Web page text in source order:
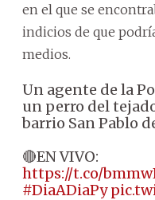
en el que se
indicios de que
medios.
Un agente de la
un perro del
barrio San Pablo
🔴EN VIVO:
https://t.co/
#DiaADiaPy